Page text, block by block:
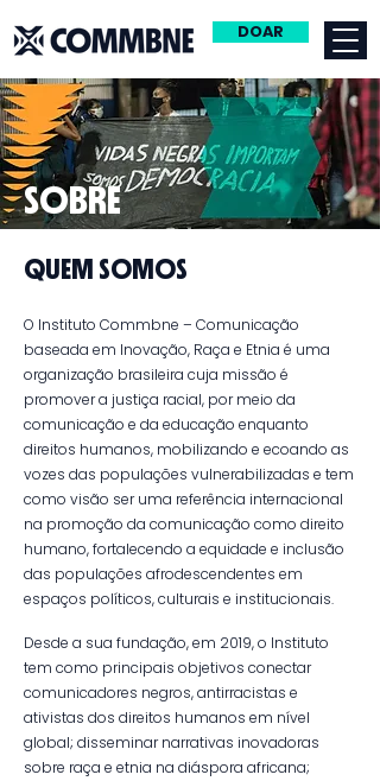
DOAR
SOBRE
QUEM SOMOS
​​​​O Instituto Commbne – Comunicação
baseada em Inovação, Raça e Etnia é uma
organização brasileira cuja missão é
promover a justiça racial, por meio da
comunicação e da educação enquanto
direitos humanos, mobilizando e ecoando as
vozes das populações vulnerabilizadas e tem
como visão ser uma referência internacional
na promoção da comunicação como direito
humano, fortalecendo a equidade e inclusão
das populações afrodescendentes em
espaços políticos, culturais e institucionais.
Desde a sua fundação, em 2019, o Instituto
tem como principais objetivos conectar
comunicadores negros, antirracistas e
ativistas dos direitos humanos em nível
global; disseminar narrativas inovadoras
sobre raça e etnia na diáspora africana;